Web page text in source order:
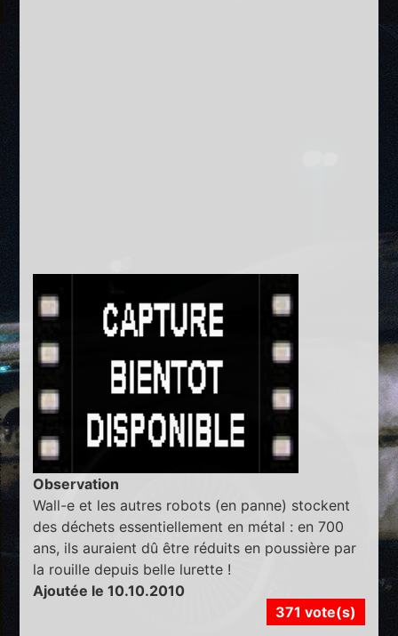
Observation
Wall-e et les autres robots (en panne) stockent
des déchets essentiellement en métal : en 700
ans, ils auraient dû être réduits en poussière par
la rouille depuis belle lurette !
Ajoutée le 10.10.2010
371 vote(s)